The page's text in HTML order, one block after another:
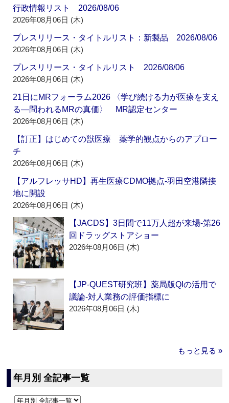
行政情報リスト 2026/08/06
2026年08月06日 (木)
プレスリリース・タイトルリスト：新製品 2026/08/06
2026年08月06日 (木)
プレスリリース・タイトルリスト 2026/08/06
2026年08月06日 (木)
21日にMRフォーラム2026 〈学び続ける力が医療を支え
る―問われるMRの真価〉 MR認定センター
2026年08月06日 (木)
【訂正】はじめての獣医療 薬学的観点からのアプロー
チ
2026年08月06日 (木)
【アルフレッサHD】再生医療CDMO拠点‐羽田空港隣接
地に開設
2026年08月06日 (木)
【JACDS】3日間で11万人超が来場‐第26
回ドラッグストアショー
2026年08月06日 (木)
【JP-QUEST研究班】薬局版QIの活用で
議論‐対人業務の評価指標に
2026年08月06日 (木)
もっと見る »
年月別 全記事一覧